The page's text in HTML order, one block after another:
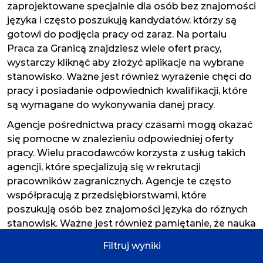
Filtruj wyniki
zaprojektowane specjalnie dla osób bez znajomości
języka i często poszukują kandydatów, którzy są
gotowi do podjęcia pracy od zaraz. Na portalu
Praca za Granicą znajdziesz wiele ofert pracy,
wystarczy kliknąć aby złożyć aplikacje na wybrane
stanowisko. Ważne jest również wyrażenie chęci do
pracy i posiadanie odpowiednich kwalifikacji, które
są wymagane do wykonywania danej pracy.
Agencje pośrednictwa pracy czasami mogą okazać
się pomocne w znalezieniu odpowiedniej oferty
pracy. Wielu pracodawców korzysta z usług takich
agencji, które specjalizują się w rekrutacji
pracowników zagranicznych. Agencje te często
współpracują z przedsiębiorstwami, które
poszukują osób bez znajomości języka do różnych
stanowisk. Ważne jest również pamiętanie, że nauka
niemieckim może okazać się przydatna przy